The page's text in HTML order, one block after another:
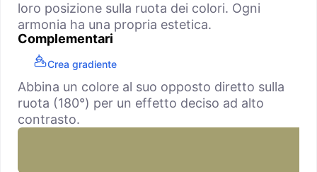
loro posizione sulla ruota dei colori. Ogni
armonia ha una propria estetica.
Complementari
Crea gradiente
Abbina un colore al suo opposto diretto sulla
ruota (180°) per un effetto deciso ad alto
contrasto.